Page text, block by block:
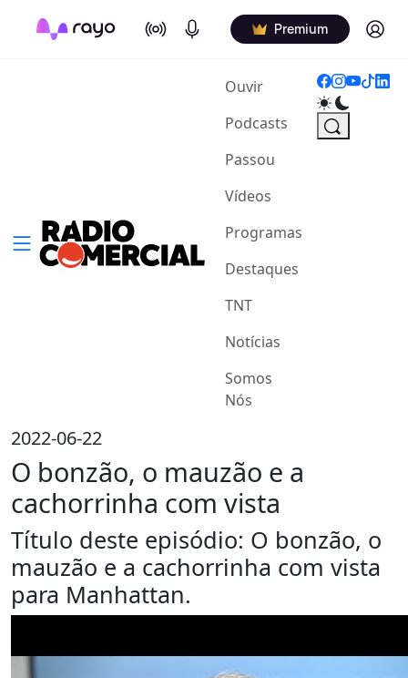
On Air Podcasts Premium Log in
Ouvir(current)
Podcasts
Passou
Vídeos
Programas
Destaques
TNT
Notícias
Somos
Nós
2022-06-22
O bonzão, o mauzão e a
cachorrinha com vista
Título deste episódio: O bonzão, o
mauzão e a cachorrinha com vista
para Manhattan.